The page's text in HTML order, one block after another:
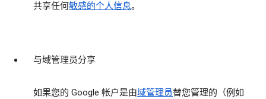
共享任何敏感的个人信息。
与域管理员分享
如果您的 Google 帐户是由域管理员替您管理的（例如